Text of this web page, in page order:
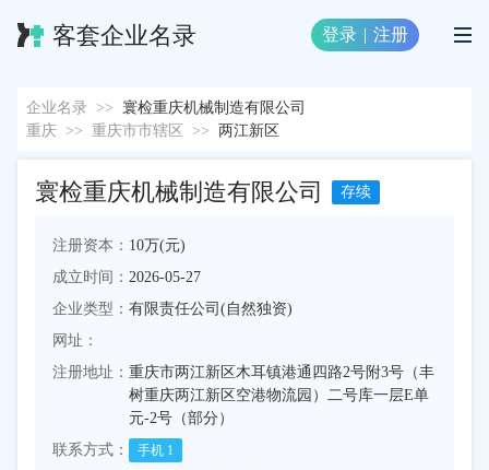
客套企业名录 登录 | 注册
企业名录 >>
寰检重庆机械制造有限公司
重庆 >> 重庆市市辖区 >> 两江新区
寰检重庆机械制造有限公司 存续
注册资本： 10万(元)
成立时间： 2026-05-27
企业类型： 有限责任公司(自然独资)
网址：
注册地址： 重庆市两江新区木耳镇港通四路2号附3号（丰
树重庆两江新区空港物流园）二号库一层E单
元-2号（部分）
联系方式：
手机 1